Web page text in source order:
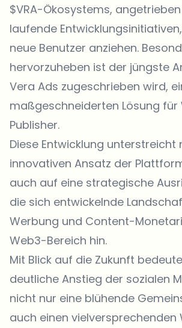
$VRA-Ökosystems,
laufende
neue Benutzer anziehen.
hervorzuheben ist der jüngste
Vera Ads zugeschrieben wird,
maßgeschneiderten Lösung für
Publisher.
Diese Entwicklung unterstreicht
innovativen Ansatz der
auch auf eine strategische
die sich entwickelnde
Werbung und Content-
Web3-Bereich hin.
Mit Blick auf die Zukunft
deutliche Anstieg der sozialen
nicht nur eine blühende
auch einen vielversprechenden